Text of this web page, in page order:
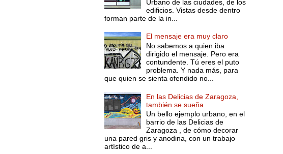
Urbano de las ciudades, de los
edificios. Vistas desde dentro
forman parte de la in...
El mensaje era muy claro
No sabemos a quien iba
dirigido el mensaje. Pero era
contundente. Tú eres el puto
problema. Y nada más, para
que quien se sienta ofendido no...
En las Delicias de Zaragoza,
también se sueña
Un bello ejemplo urbano, en el
barrio de las Delicias de
Zaragoza , de cómo decorar
una pared gris y anodina, con un trabajo
artístico de a...